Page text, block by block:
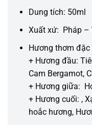
Dung tích: 50ml
Xuất xứ: Pháp –
Hương thơm đặc
+ Hương đầu:
Cam Bergamot,
+ Hương giữa:
+ Hương cuối: ,
hoắc hương,